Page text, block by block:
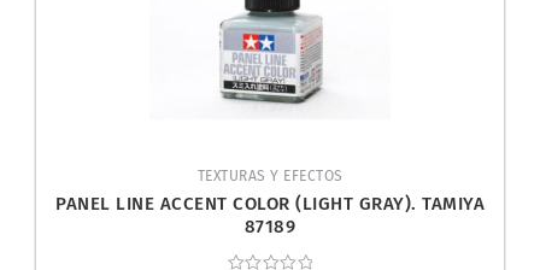
TEXTURAS Y EFECTOS
PANEL LINE ACCENT COLOR (LIGHT GRAY). TAMIYA
87189